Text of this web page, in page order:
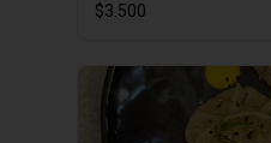
$3.500